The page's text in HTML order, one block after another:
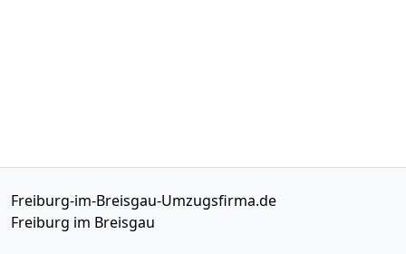
Freiburg-im-Breisgau-Umzugsfirma.de
Freiburg im Breisgau